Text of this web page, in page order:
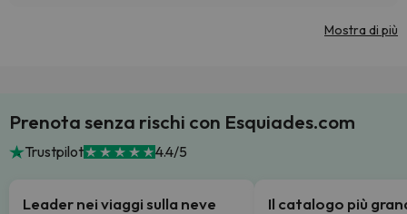
Mostra di più
Prenota senza rischi con Esquiades.com
Trustpilot 4.4/5
Leader nei viaggi sulla neve Il catalogo più